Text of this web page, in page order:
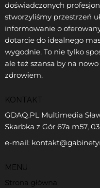
doświadczonych
stworzyliśmy przestrzeń
informowanie o
dotarcie do idealnego
wygodnie. To nie tylko
ale też szansa by na
zdrowiem.
KONTAKT
GDAQ.PL Multimedia
Skarbka z Gór 67a m57,
e-mail:
MENU
Strona główna